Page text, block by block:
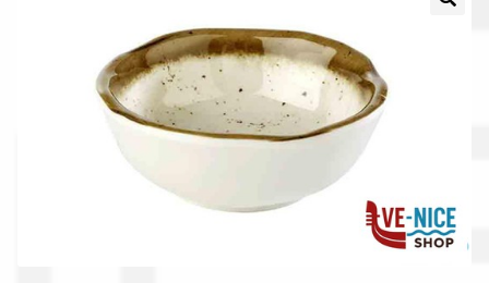
Condizioni generali
Acquisti in rete pubblica amministrazione
Assicurazione integrativa Garanzia3